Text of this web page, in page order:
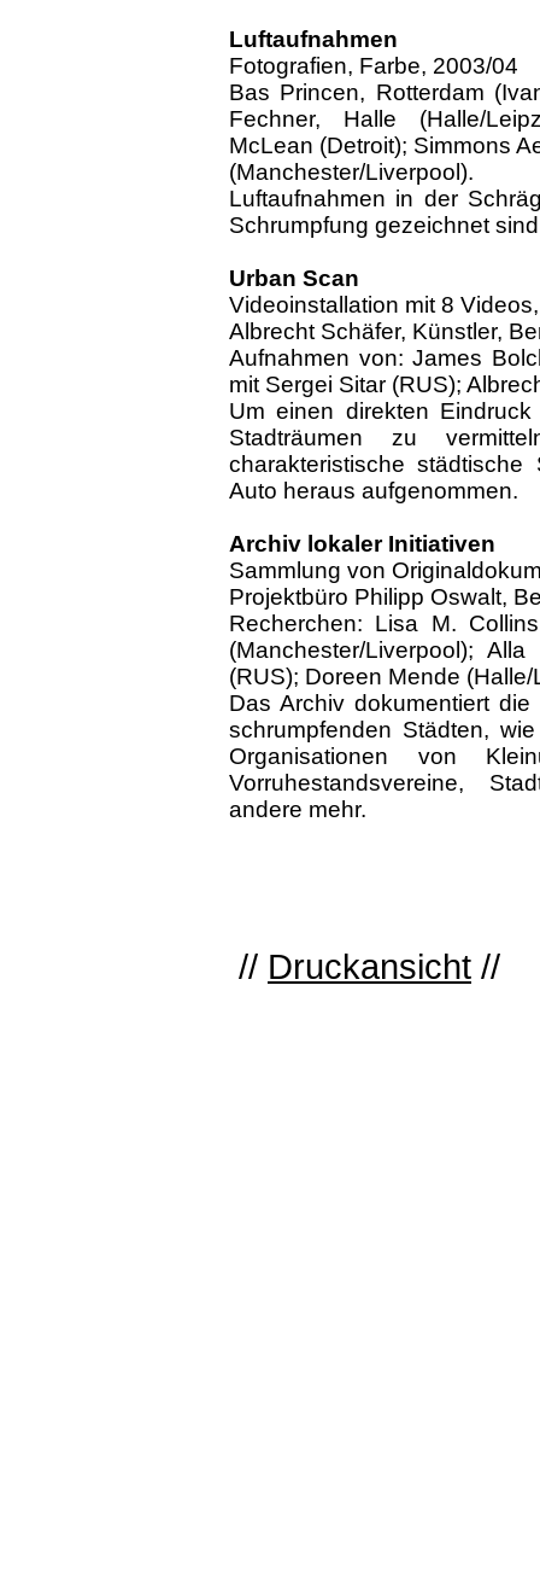
Luftaufnahmen
Fotografien, Farbe, 2003/04
Bas Princen, Rotterdam
Fechner, Halle (Halle/
McLean (Detroit); Simmons
(Manchester/Liverpool).
Luftaufnahmen in der
Schrumpfung gezeichnet
Urban Scan
Videoinstallation mit 8
Albrecht Schäfer, Künstler,
Aufnahmen von: James
mit Sergei Sitar (RUS);
Um einen direkten
Stadträumen zu
charakteristische
Auto heraus aufgenommen.
Archiv lokaler Initiativen
Sammlung von
Projektbüro Philipp Oswalt,
Recherchen: Lisa M.
(Manchester/Liverpool);
(RUS); Doreen Mende (Halle/
Das Archiv dokumentiert
schrumpfenden Städten,
Organisationen von
Vorruhestandsvereine,
andere mehr.
// Druckansicht //